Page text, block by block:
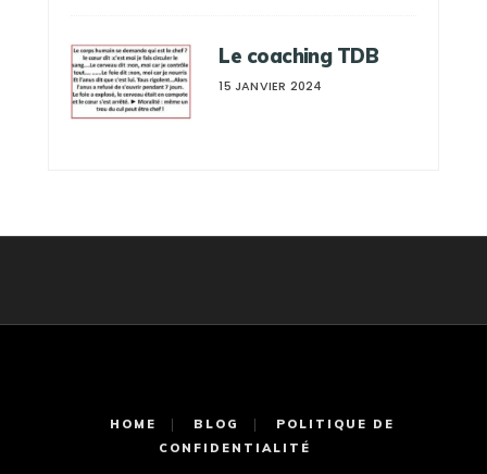
Le coaching TDB
15 JANVIER 2024
HOME BLOG
POLITIQUE DE
CONFIDENTIALITÉ